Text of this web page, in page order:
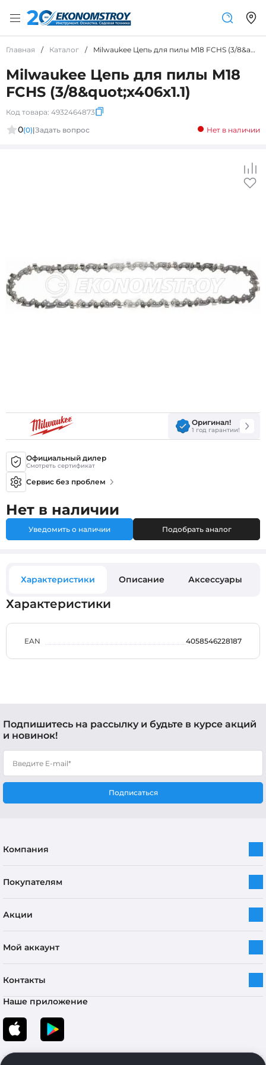
Главная / Каталог / Milwaukee Цепь для пилы M18 FCHS (3/8&amp;quot;x406x1.1)
Milwaukee Цепь для пилы M18
FCHS (3/8&quot;x406x1.1)
Код товара: 4932464873
0(0)|Задать вопрос Нет в наличии
Оригинал!
1 год гарантии!
Официальный дилер
Смотреть сертификат
Сервис без проблем
Нет в наличии
Уведомить о наличии Подобрать аналог
Характеристики Описание Аксессуары
Характеристики
EAN 4058546228187
Подпишитесь на рассылку и будьте в курсе акций
и новинок!
Подписаться
Компания
Покупателям
Акции
Мой аккаунт
Контакты
Наше приложение